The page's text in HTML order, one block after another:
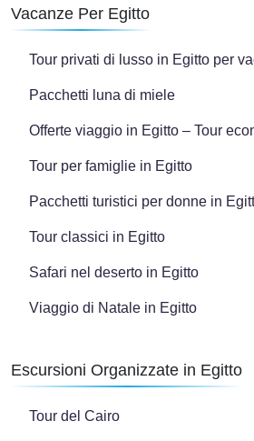
Vacanze Per Egitto
Tour privati di lusso in Egitto per
Pacchetti luna di miele
Offerte viaggio in Egitto – Tour
Tour per famiglie in Egitto
Pacchetti turistici per donne in
Tour classici in Egitto
Safari nel deserto in Egitto
Viaggio di Natale in Egitto
Escursioni Organizzate in Egitto
Tour del Cairo